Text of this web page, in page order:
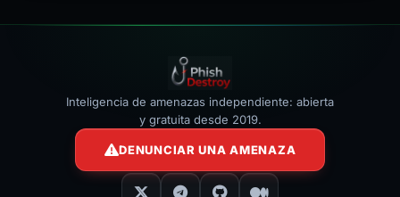
Inteligencia de amenazas independiente: abierta
y gratuita desde 2019.
DENUNCIAR UNA AMENAZA